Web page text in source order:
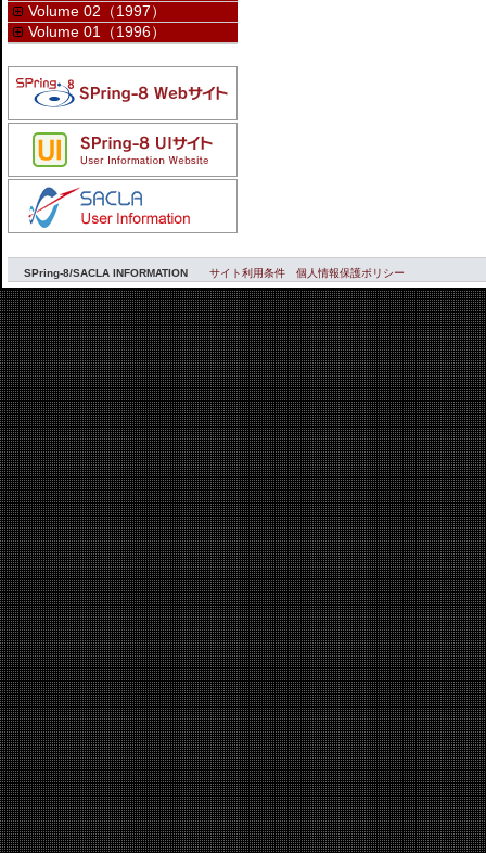
Volume 02（1997）
Volume 01（1996）
SPring-8/SACLA INFORMATION サイト利用条件 個人情報保護ポリシー